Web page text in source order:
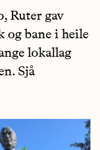
Ruter gav
og bane i heile
lokallag
Sjå